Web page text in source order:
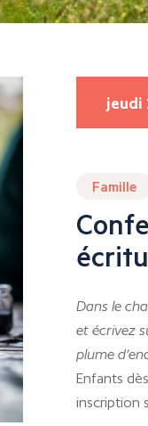
jeudi
Famille
Dans le
et écrivez
plume
Enfants
inscription